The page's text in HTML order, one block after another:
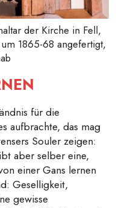
der Kirche in Fell,
1865-68 angefertigt,
für die
aufbrachte, das mag
Souler zeigen:
aber selber eine,
einer Gans lernen
Geselligkeit,
gewisse